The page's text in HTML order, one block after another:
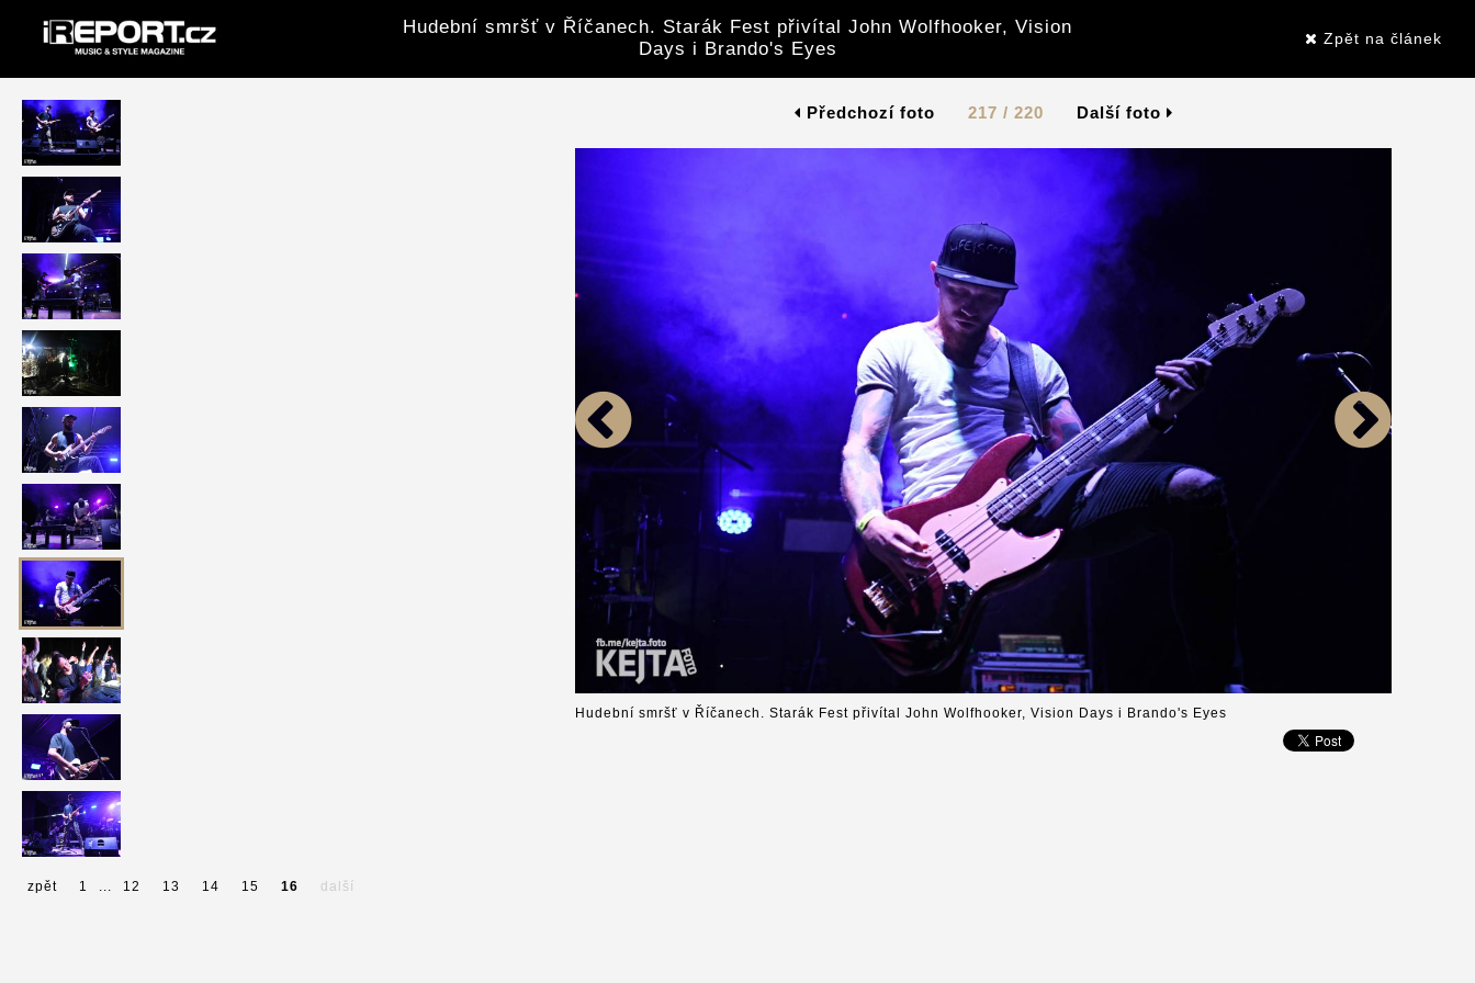
Hudební smršť v Říčanech. Starák Fest přivítal John Wolfhooker, Vision
Days i Brando's Eyes
Zpět na článek
Předchozí foto 217 / 220 Další foto
Hudební smršť v Říčanech. Starák Fest přivítal John Wolfhooker, Vision Days i Brando's Eyes
zpět 1 ... 12 13 14 15 16 další